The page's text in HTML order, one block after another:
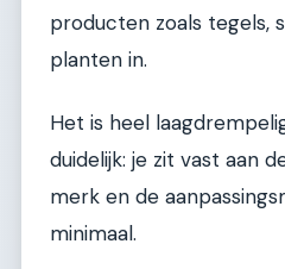
producten zoals tegels,
planten in.
Het is heel
duidelijk: je zit vast aan
merk en de
minimaal.